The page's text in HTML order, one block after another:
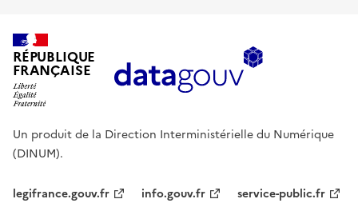
RÉPUBLIQUE
FRANÇAISE
Un produit de la Direction Interministérielle du Numérique
(DINUM).
legifrance.gouv.fr info.gouv.fr service-public.fr